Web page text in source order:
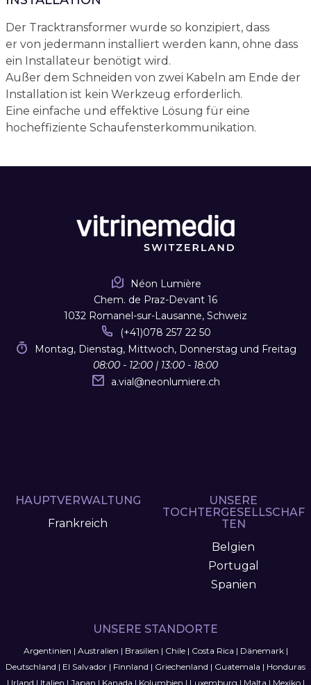
Der Tracktransformer wurde so konzipiert, dass
er von jedermann installiert werden kann, ohne dass
ein Installateur benötigt wird.
Außer dem Schneiden von zwei Kabeln am Ende der
Installation ist kein Werkzeug erforderlich.
Eine einfache und effektive Lösung für eine
hocheffiziente Schaufensterkommunikation.
Néon Lumière
Chem. de Praz-Devant 16
1032 Romanel-sur-Lausanne, Schweiz
(+41)078 257 22 50
Montag, Dienstag, Mittwoch, Donnerstag und Freitag
08:00 - 12:00 | 13:00 - 18:00
a.vial@neonlumiere.ch
HAUPTVERWALTUNG
Frankreich
UNSERE
TOCHTERGESELLSCHAF
TEN
Belgien
Portugal
Spanien
UNSERE STANDORTE
Argentinien | Australien | Brasilien | Chile| Costa Rica | Dänemark|
Deutschland | El Salvador | Finnland | Griechenland | Guatemala | Honduras
| Irland | Italien | Japan | Kanada | Kolumbien | Luxemburg | Malta | Mexiko|